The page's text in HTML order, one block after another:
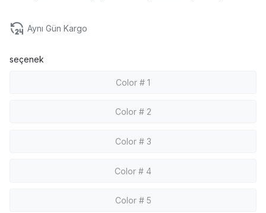
Aynı Gün Kargo
seçenek
Color # 1
Color # 2
Color # 3
Color # 4
Color # 5